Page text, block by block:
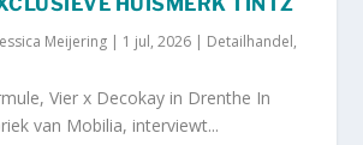
Meijering | 1 jul, 2026 | Detailhandel,
Vier x Decokay in Drenthe In
van Mobilia, interviewt...